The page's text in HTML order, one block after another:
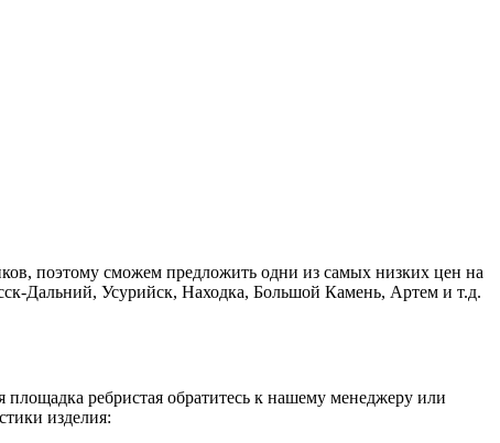
поэтому сможем предложить одни из самых низких цен на
Дальний, Усурийск, Находка, Большой Камень, Артем и т.д.
площадка ребристая обратитесь к нашему менеджеру или
изделия: